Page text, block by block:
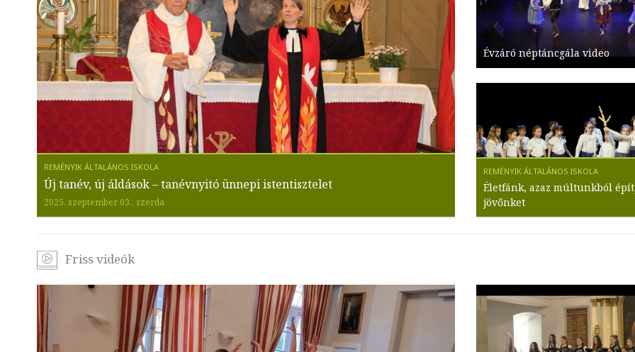
Új tanév, új áldások – tanévnyitó ünnepi istentisztelet
2025. szeptember 03., szerda
Évzáró néptáncgála video
Életfánk, azaz múltunkból
jövőnket
Friss videók